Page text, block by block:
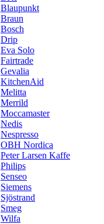
Blaupunkt
Braun
Bosch
Drip
Eva Solo
Fairtrade
Gevalia
KitchenAid
Melitta
Merrild
Moccamaster
Nedis
Nespresso
OBH Nordica
Peter Larsen Kaffe
Philips
Senseo
Siemens
Sjöstrand
Smeg
Wilfa